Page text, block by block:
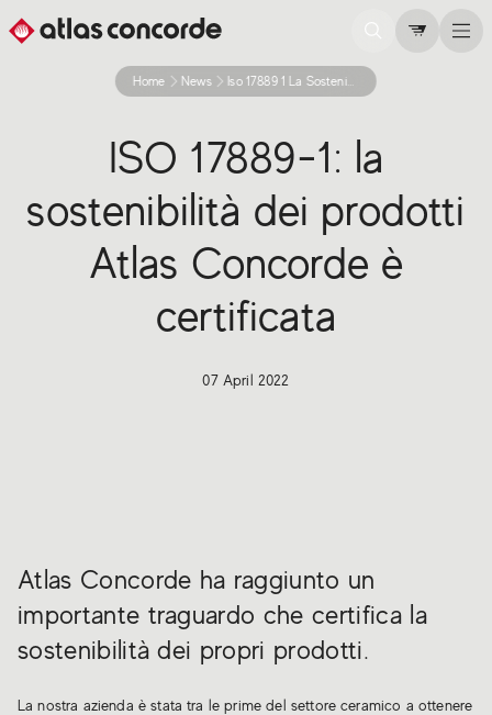
Home News Iso 17889 1 La Sostenibilita Dei Prodotti Atlas Concorde E Certificata
ISO 17889-1: la
sostenibilità dei prodotti
Atlas Concorde è
certificata
07 April 2022
Atlas Concorde ha raggiunto un
importante traguardo che certifica la
sostenibilità dei propri prodotti.
La nostra azienda è stata tra le prime del settore ceramico a ottenere